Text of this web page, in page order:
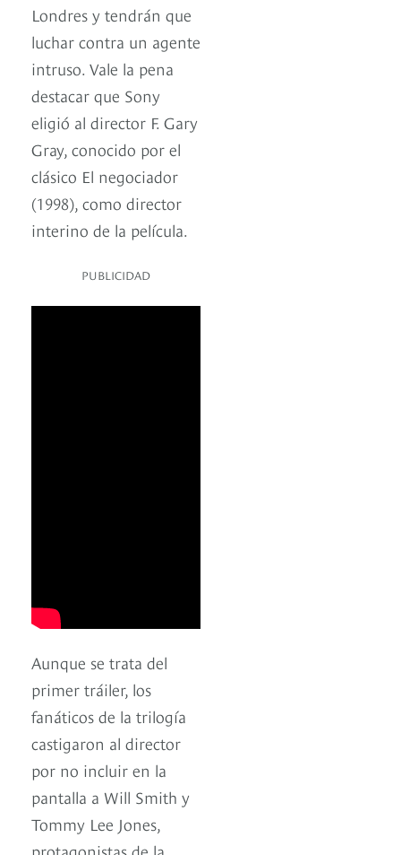
Londres y tendrán que
luchar contra un agente
intruso. Vale la pena
destacar que Sony
eligió al director F. Gary
Gray, conocido por el
clásico El negociador
(1998), como director
interino de la película.
PUBLICIDAD
Aunque se trata del
primer tráiler, los
fanáticos de la trilogía
castigaron al director
por no incluir en la
pantalla a Will Smith y
Tommy Lee Jones,
protagonistas de la